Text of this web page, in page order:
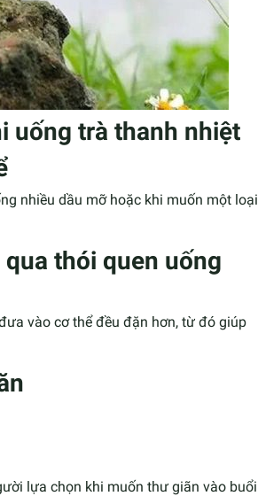
uống trà thanh nhiệt
nhiều dầu mỡ hoặc khi muốn một loại
thói quen uống
vào cơ thể đều đặn hơn, từ đó giúp
lựa chọn khi muốn thư giãn vào buổi